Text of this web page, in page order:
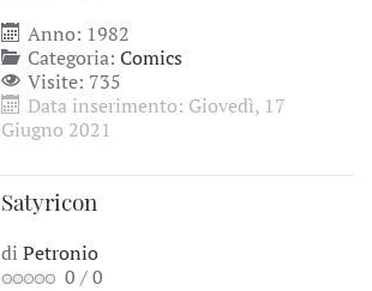
Anno: 1982
Categoria: Comics
Visite: 735
Data inserimento: Giovedì, 17
Giugno 2021
Satyricon
di Petronio
0 /0